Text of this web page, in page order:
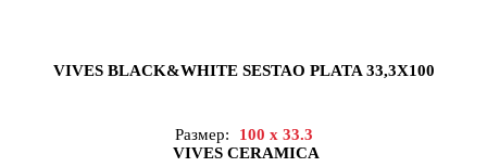
VIVES BLACK&WHITE SESTAO PLATA 33,3X100
Размер:
100 x 33.3
VIVES CERAMICA